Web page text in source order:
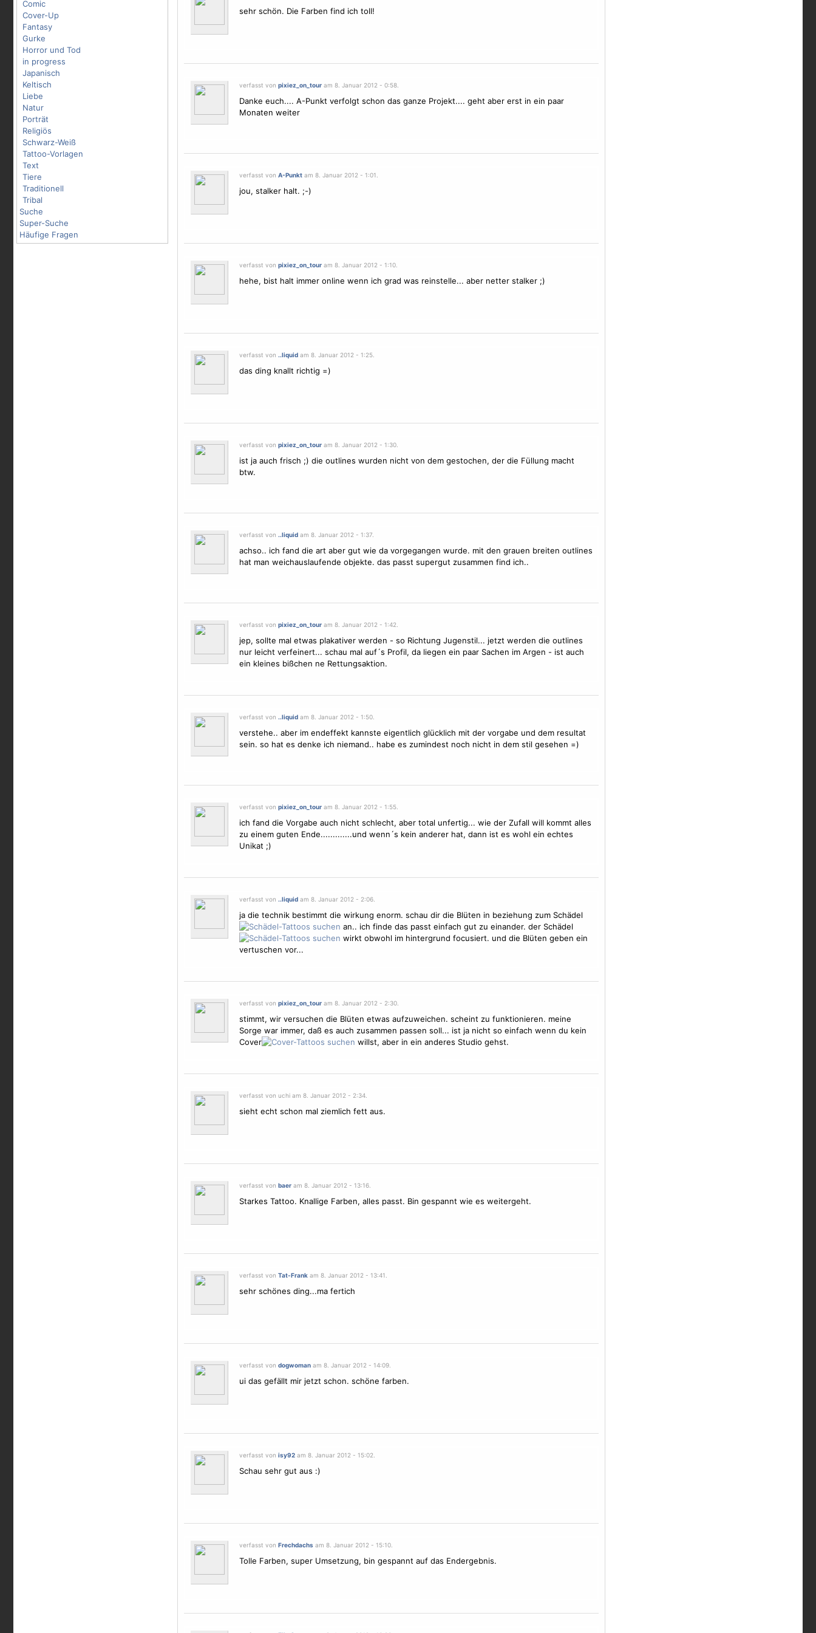
Comic
Cover-Up
Fantasy
Gurke
Horror und Tod
in progress
Japanisch
Keltisch
Liebe
Natur
Porträt
Religiös
Schwarz-Weiß
Tattoo-Vorlagen
Text
Tiere
Traditionell
Tribal
Suche
Super-Suche
Häufige Fragen
sehr schön. Die Farben find ich toll!
verfasst von pixiez_on_touram 8. Januar 2012 - 0:58.
Danke euch.... A-Punkt verfolgt schon das ganze Projekt.... geht aber erst in ein paar
Monaten weiter
verfasst von A-Punktam 8. Januar 2012 - 1:01.
jou, stalker halt. ;-)
verfasst von pixiez_on_touram 8. Januar 2012 - 1:10.
hehe, bist halt immer online wenn ich grad was reinstelle... aber netter stalker ;)
verfasst von ..liquidam 8. Januar 2012 - 1:25.
das ding knallt richtig =)
verfasst von pixiez_on_touram 8. Januar 2012 - 1:30.
ist ja auch frisch ;) die outlines wurden nicht von dem gestochen, der die Füllung macht
btw.
verfasst von ..liquidam 8. Januar 2012 - 1:37.
achso.. ich fand die art aber gut wie da vorgegangen wurde. mit den grauen breiten outlines
hat man weichauslaufende objekte. das passt supergut zusammen find ich..
verfasst von pixiez_on_touram 8. Januar 2012 - 1:42.
jep, sollte mal etwas plakativer werden - so Richtung Jugenstil... jetzt werden die outlines
nur leicht verfeinert... schau mal auf´s Profil, da liegen ein paar Sachen im Argen - ist auch
ein kleines bißchen ne Rettungsaktion.
verfasst von ..liquidam 8. Januar 2012 - 1:50.
verstehe.. aber im endeffekt kannste eigentlich glücklich mit der vorgabe und dem resultat
sein. so hat es denke ich niemand.. habe es zumindest noch nicht in dem stil gesehen =)
verfasst von pixiez_on_touram 8. Januar 2012 - 1:55.
ich fand die Vorgabe auch nicht schlecht, aber total unfertig... wie der Zufall will kommt alles
zu einem guten Ende.............und wenn´s kein anderer hat, dann ist es wohl ein echtes
Unikat ;)
verfasst von ..liquidam 8. Januar 2012 - 2:06.
ja die technik bestimmt die wirkung enorm. schau dir die Blüten in beziehung zum Schädel
an.. ich finde das passt einfach gut zu einander. der Schädel
wirkt obwohl im hintergrund focusiert. und die Blüten geben ein
vertuschen vor...
verfasst von pixiez_on_touram 8. Januar 2012 - 2:30.
stimmt, wir versuchen die Blüten etwas aufzuweichen. scheint zu funktionieren. meine
Sorge war immer, daß es auch zusammen passen soll... ist ja nicht so einfach wenn du kein
Cover
willst, aber in ein anderes Studio gehst.
verfasst von uchi am 8. Januar 2012 - 2:34.
sieht echt schon mal ziemlich fett aus.
verfasst von baeram 8. Januar 2012 - 13:16.
Starkes Tattoo. Knallige Farben, alles passt. Bin gespannt wie es weitergeht.
verfasst von Tat-Frankam 8. Januar 2012 - 13:41.
sehr schönes ding...ma fertich
verfasst von dogwomanam 8. Januar 2012 - 14:09.
ui das gefällt mir jetzt schon. schöne farben.
verfasst von isy92am 8. Januar 2012 - 15:02.
Schau sehr gut aus :)
verfasst von Frechdachsam 8. Januar 2012 - 15:10.
Tolle Farben, super Umsetzung, bin gespannt auf das Endergebnis.